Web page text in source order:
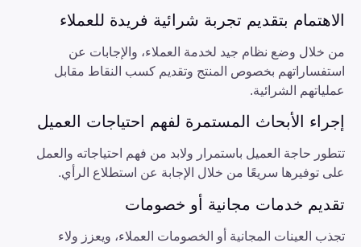
الاهتمام بتقديم تجربة شرائية فريدة للعملاء
من خلال وضع نظام جيد لخدمة العملاء، والإجابات عن
استفساراتهم بخصوص المنتج وتقديم كسب النقاط مقابل
عملياتهم الشرائية.
إجراء الأبحاث المستمرة لفهم احتياجات العميل
تتطور حاجة العميل باستمرار ولابد من فهم احتياجاته والعمل
على توفيرها سريعًا من خلال الإجابة عن استطلاع الرأي.
تقديم خدمات مجانية أو خصومات
تجذب العينات المجانية أو الخصومات العملاء، ويعزز ولاء